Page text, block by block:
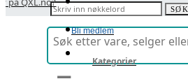
Bli medlem
Kategorier
Søk etter: SØK